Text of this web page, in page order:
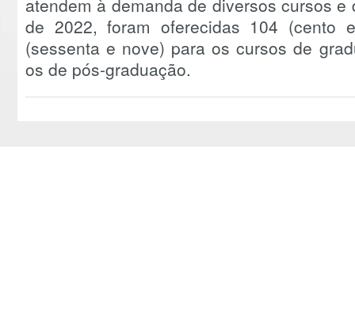
de 2022, foram oferecidas 104 (cento
(sessenta e nove) para os cursos de
os de pós-graduação.